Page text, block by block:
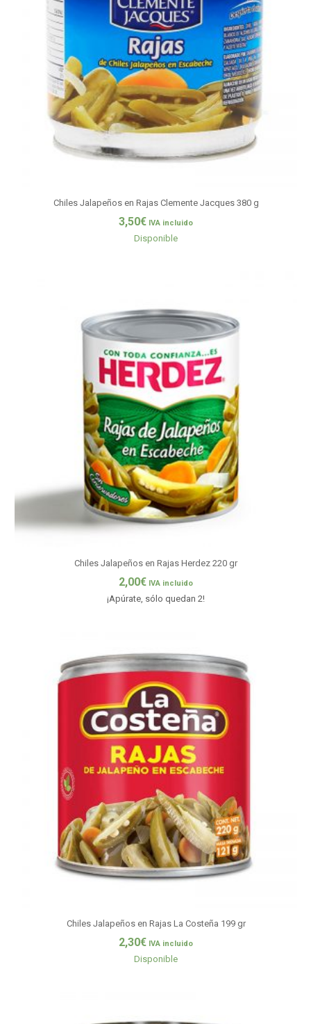
Chiles Jalapeños en Rajas Clemente Jacques 380 g
3,50€ IVA incluido
Disponible
Chiles Jalapeños en Rajas Herdez 220 gr
2,00€ IVA incluido
¡Apúrate, sólo quedan 2!
Chiles Jalapeños en Rajas La Costeña 199 gr
2,30€ IVA incluido
Disponible